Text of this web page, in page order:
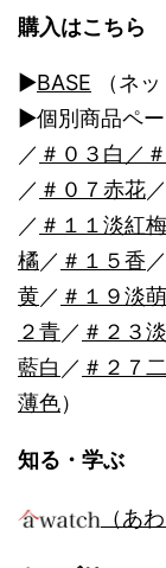
ョ
ン
購入はこちら
▶︎BASE （ネ
▶︎個別商品ペ
／ ＃０３白 ／
／ ＃０７赤花／
／ ＃１１淡紅梅
橘 ／ ＃１５香 ／
黄／ ＃１９淡
２青／ ＃２３
藍白 ／ ＃２７
薄色）
知る・学ぶ
（あ